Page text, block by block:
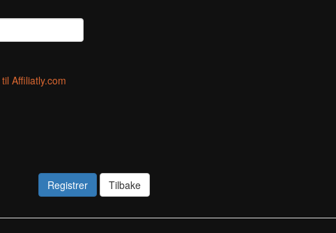
til Affiliatly.com
Registrer Tilbake